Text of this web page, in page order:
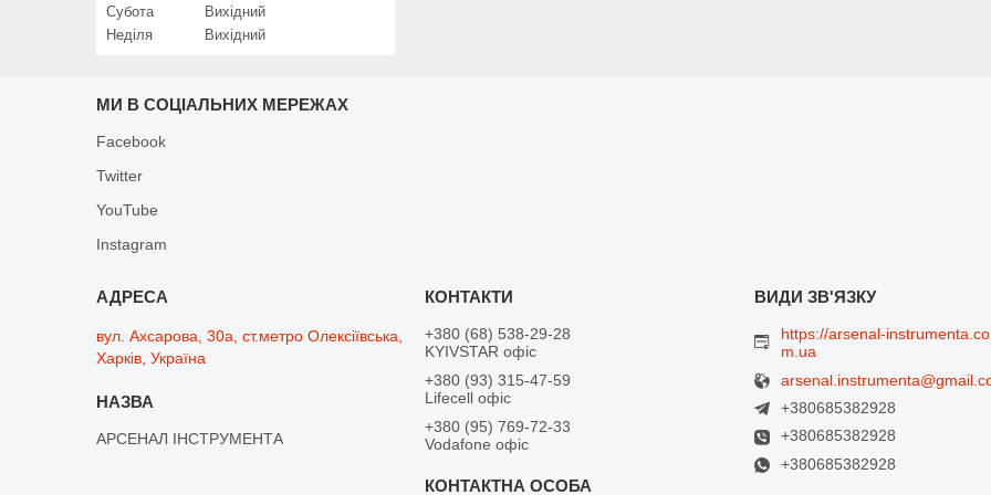
Субота
Вихідний
Неділя
Вихідний
МИ В СОЦІАЛЬНИХ МЕРЕЖАХ
Facebook
Twitter
YouTube
Instagram
вул. Ахсарова, 30а, ст.метро Олексіївська,
Харків, Україна
АРСЕНАЛ ІНСТРУМЕНТА
+380 (68) 538-29-28
KYIVSTAR офіс
+380 (93) 315-47-59
Lifecell офіс
+380 (95) 769-72-33
Vodafone офіс
https://arsenal-instrumenta.co
m.ua
+380685382928
+380685382928
+380685382928